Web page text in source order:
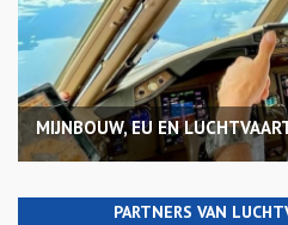
MIJNBOUW, EU EN
PARTNERS VAN